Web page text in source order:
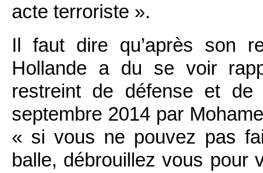
acte terroriste ».
Il faut dire qu’après son
Hollande a du se voir
restreint de défense et
septembre 2014 par
« si vous ne pouvez pas
balle, débrouillez vous pour